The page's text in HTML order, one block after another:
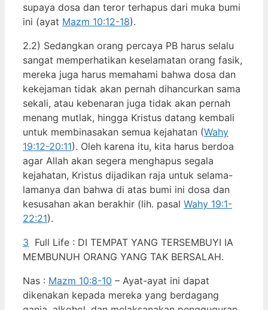
supaya dosa dan teror terhapus dari muka bumi
ini (ayat Mazm 10:12-18).
2.2) Sedangkan orang percaya PB harus selalu
sangat memperhatikan keselamatan orang fasik,
mereka juga harus memahami bahwa dosa dan
kekejaman tidak akan pernah dihancurkan sama
sekali, atau kebenaran juga tidak akan pernah
menang mutlak, hingga Kristus datang kembali
untuk membinasakan semua kejahatan (Wahy
19:12-20:11). Oleh karena itu, kita harus berdoa
agar Allah akan segera menghapus segala
kejahatan, Kristus dijadikan raja untuk selama-
lamanya dan bahwa di atas bumi ini dosa dan
kesusahan akan berakhir (lih. pasal Wahy 19:1-
22:21).
3 Full Life : DI TEMPAT YANG TERSEMBUYI IA
MEMBUNUH ORANG YANG TAK BERSALAH.
Nas : Mazm 10:8-10 – Ayat-ayat ini dapat
dikenakan kepada mereka yang berdagang